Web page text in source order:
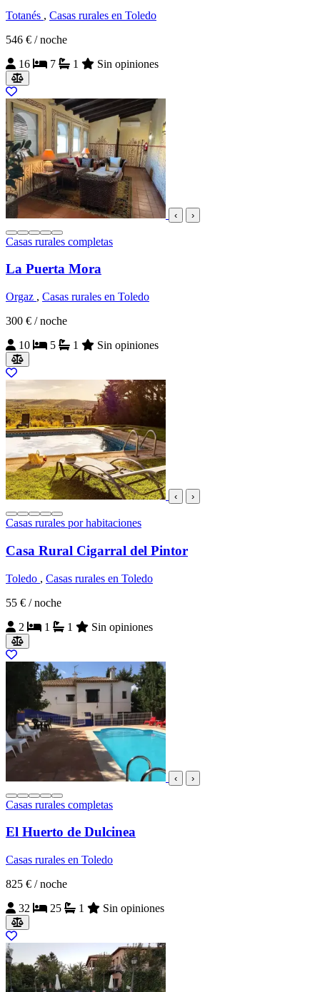
Totanés , Casas rurales en Toledo
546 € / noche
16
7 1 Sin opiniones
‹ ›
Casas rurales completas
La Puerta Mora
Orgaz , Casas rurales en Toledo
300 € / noche
10
5 1 Sin opiniones
‹ ›
Casas rurales por habitaciones
Casa Rural Cigarral del Pintor
Toledo , Casas rurales en Toledo
55 € / noche
2
1 1 Sin opiniones
‹ ›
Casas rurales completas
El Huerto de Dulcinea
Casas rurales en Toledo
825 € / noche
32
25 1 Sin opiniones